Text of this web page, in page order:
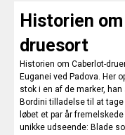
Historien
druesort
Historien om Caberlot-
Euganei ved Padova. Her
stok i en af de marker,
Bordini tilladelse til at
løbet et par år
unikke udseende: Blade